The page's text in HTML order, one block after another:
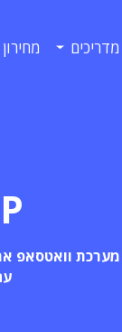
מדריכים מחירון
מערכת וואטסאפ